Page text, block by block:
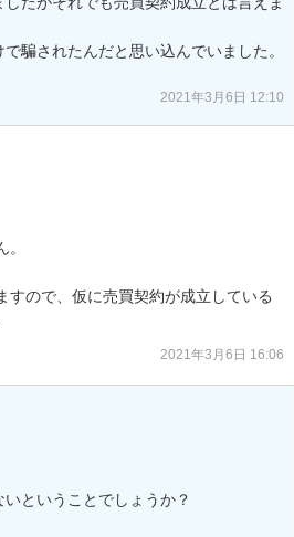
騙されたんだと思い込んでいました。
2021年3月6日 12:10
すので、仮に売買契約が成立している
2021年3月6日 16:06
ということでしょうか？